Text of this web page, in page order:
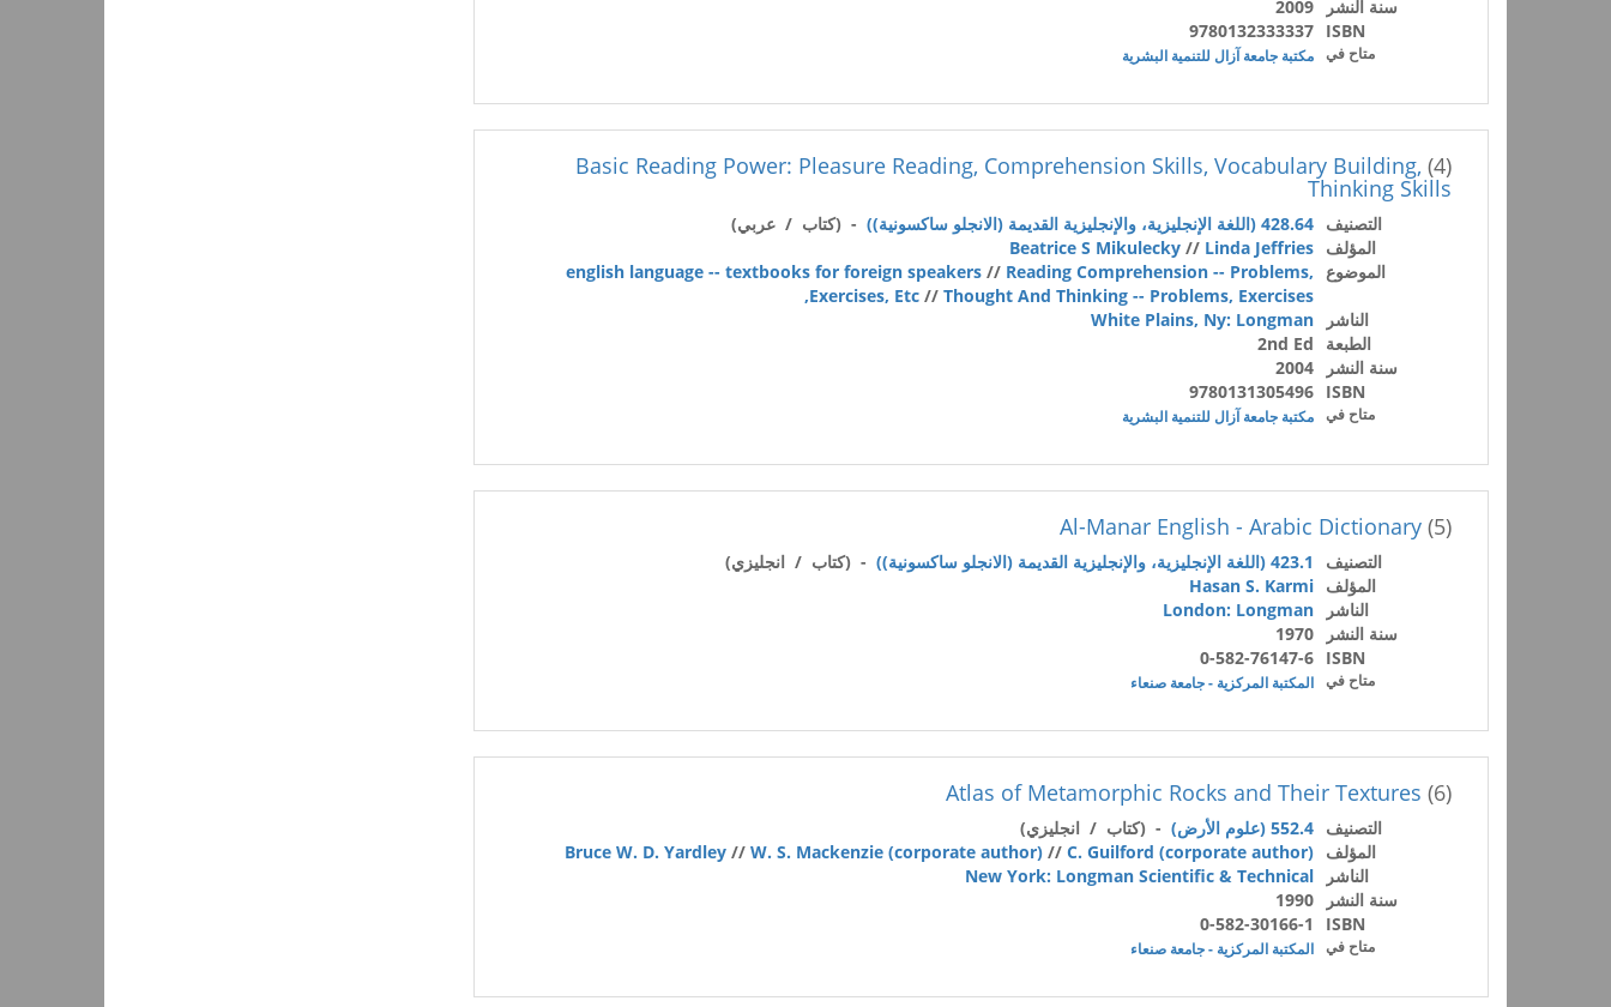
سنة النشر
2009
ISBN
9780132333337
متاح في مكتبة جامعة آزال للتنمية البشرية
(4)
Basic Reading Power: Pleasure Reading, Comprehension Skills, Vocabulary Building,
Thinking Skills
التصنيف 428.64 (اللغة الإنجليزية، والإنجليزية القديمة (الانجلو ساكسونية))
- (كتاب / عربي)
المؤلف
Beatrice S Mikulecky // Linda Jeffries
الموضوع
english language -- textbooks for foreign speakers // Reading Comprehension -- Problems,
Exercises, Etc // Thought And Thinking -- Problems, Exercises,
الناشر
White Plains, Ny: Longman
الطبعة
2nd Ed
سنة النشر
2004
ISBN
9780131305496
متاح في مكتبة جامعة آزال للتنمية البشرية
(5)
Al-Manar English - Arabic Dictionary
التصنيف 423.1 (اللغة الإنجليزية، والإنجليزية القديمة (الانجلو ساكسونية))
- (كتاب / انجليزي)
المؤلف Hasan S. Karmi
الناشر
London: Longman
سنة النشر
1970
ISBN
0-582-76147-6
متاح في المكتبة المركزية - جامعة صنعاء
(6)
Atlas of Metamorphic Rocks and Their Textures
التصنيف 552.4 (علوم الأرض)
- (كتاب / انجليزي)
المؤلف
Bruce W. D. Yardley // W. S. Mackenzie (corporate author) // C. Guilford (corporate author)
الناشر
New York: Longman Scientific & Technical
سنة النشر
1990
ISBN
0-582-30166-1
متاح في المكتبة المركزية - جامعة صنعاء